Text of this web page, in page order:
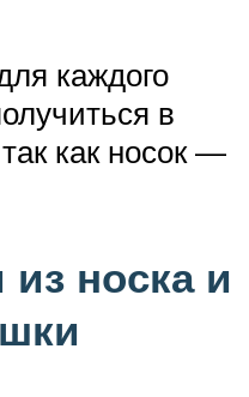
каждого
в
как носок —
носка и